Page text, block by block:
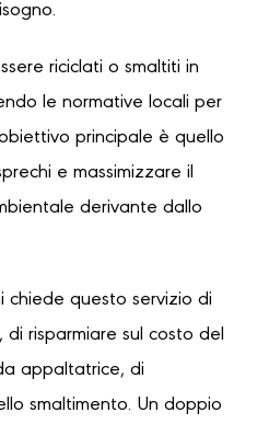
riciclati o smaltiti in
le normative locali per
principale è quello
e massimizzare il
derivante dallo
chiede questo servizio di
risparmiare sul costo del
appaltatrice, di
smaltimento. Un doppio